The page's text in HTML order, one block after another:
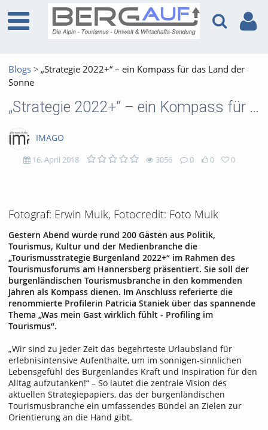
Blogs
„Strategie 2022+“ – ein Kompass für das Land der
Sonne
„Strategie 2022+“ – ein Kompass für das Land der Sonne
IMAGO
16. April 2018 3056 0 0 0
Fotograf: Erwin Muik, Fotocredit: Foto Muik
Gestern Abend wurde rund 200 Gästen aus Politik,
Tourismus, Kultur und der Medienbranche die
„Tourismusstrategie Burgenland 2022+“ im Rahmen des
Tourismusforums am Hannersberg präsentiert. Sie soll der
burgenländischen Tourismusbranche in den kommenden
Jahren als Kompass dienen. Im Anschluss referierte die
renommierte Profilerin Patricia Staniek über das spannende
Thema „Was mein Gast wirklich fühlt - Profiling im
Tourismus“.
„Wir sind zu jeder Zeit das begehrteste Urlaubsland für
erlebnisintensive Aufenthalte, um im sonnigen-sinnlichen
Lebensgefühl des Burgenlandes Kraft und Inspiration für den
Alltag aufzutanken!“ – So lautet die zentrale Vision des
aktuellen Strategiepapiers, das der burgenländischen
Tourismusbranche ein umfassendes Bündel an Zielen zur
Orientierung an die Hand gibt.